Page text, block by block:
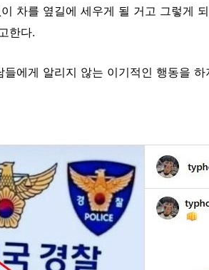
차를 옆길에 세우게 될 거고 그렇게
한다.
에게 알리지 않는 이기적인 행동을